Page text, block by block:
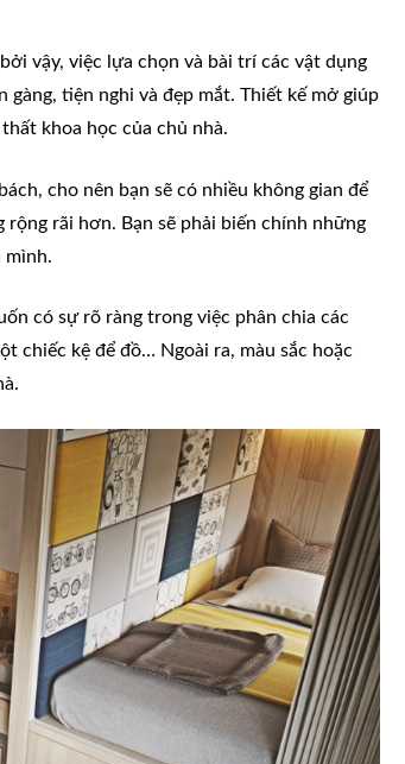
vậy, việc lựa chọn và bài trí các vật dụng
gàng, tiện nghi và đẹp mắt. Thiết kế mở giúp
khoa học của chủ nhà.
cho nên bạn sẽ có nhiều không gian để
rãi hơn. Bạn sẽ phải biến chính những
mình.
có sự rõ ràng trong việc phân chia các
chiếc kệ để đồ… Ngoài ra, màu sắc hoặc